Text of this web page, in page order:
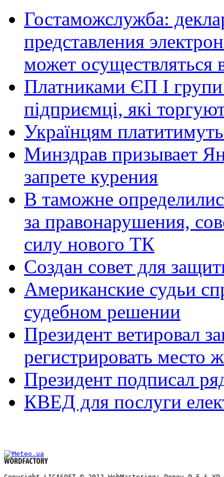
Гостаможслужба:
представления
может осуществляться
Платниками ЄП I групи
підприємці, які
Українцям
Минздрав призывает
запрете курения
В таможне
за правонарушения,
силу нового ТК
Создан совет для
Американские судьи
судебном решении
Президент ветировал
регистрировать место
Президент подписал
КВЕД для послуги